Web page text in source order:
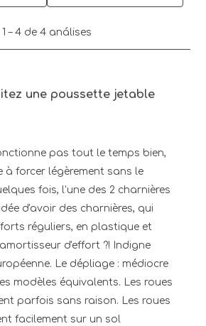
1 – 4 de 4 análises
une poussette jetable
pas tout le temps bien,
à forcer légèrement sans le
fois, l'une des 2 charnières
d'avoir des charnières, qui
réguliers, en plastique et
d'effort ?! Indigne
Le dépliage : médiocre
modèles équivalents. Les roues
parfois sans raison. Les roues
facilement sur un sol